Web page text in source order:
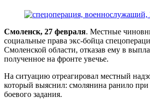
Смоленск, 27 февраля. Местные
социальные права экс-бойца
Смоленской области, отказав ему в
полученное на фронте увечье.
На ситуацию отреагировал местный
который выяснил: смолянина ранило
боевого задания.